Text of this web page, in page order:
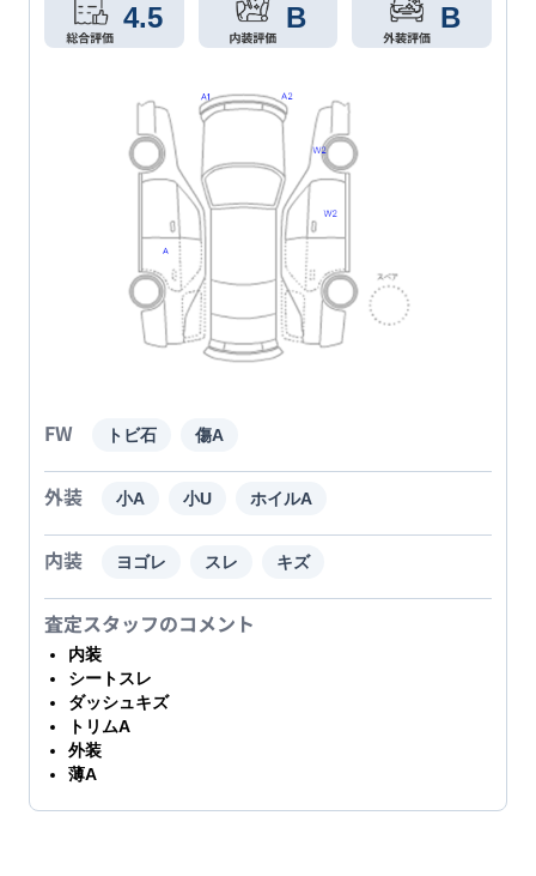
4.5 B B
FW トビ石 傷A
外装 小A 小U ホイルA
内装 ヨゴレ スレ キズ
査定スタッフのコメント
内装
シートスレ
ダッシュキズ
トリムA
外装
薄A